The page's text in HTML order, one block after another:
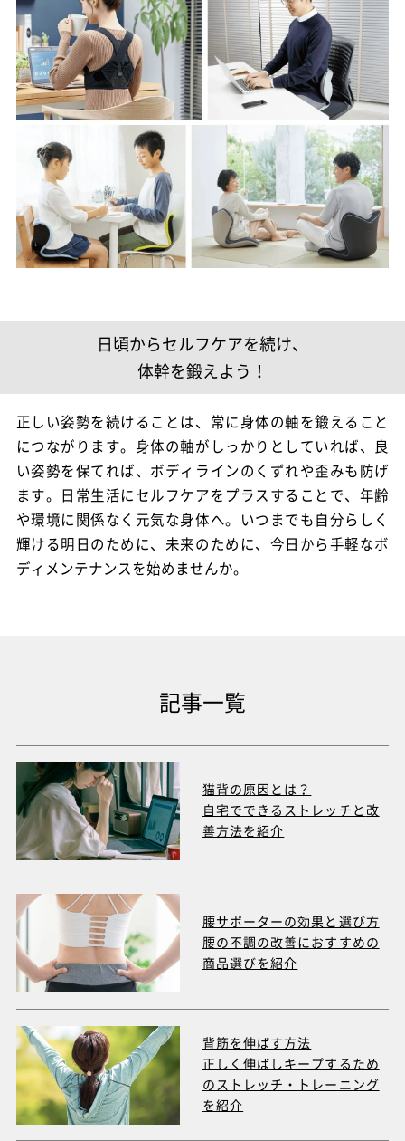
日頃からセルフケアを続け、
体幹を鍛えよう！
正しい姿勢を続けることは、常に身体の軸を鍛えること
につながります。身体の軸がしっかりとしていれば、良
い姿勢を保てれば、ボディラインのくずれや歪みも防げ
ます。日常生活にセルフケアをプラスすることで、年齢
や環境に関係なく元気な身体へ。いつまでも自分らしく
輝ける明日のために、未来のために、今日から手軽なボ
ディメンテナンスを始めませんか。
記事一覧
猫背の原因とは？
自宅でできるストレッチと 改
善方法を紹介
腰サポーターの効果と選び方
腰の不調の改善におすすめの
商品選びを紹介
背筋を伸ばす方法
正しく伸ばしキープするため
のストレッチ・トレーニング
を紹介